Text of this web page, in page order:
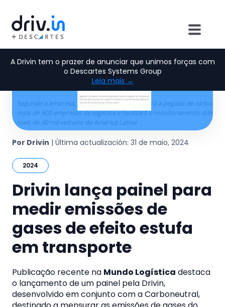
A Drivin tem o prazer de anunciar que unimos forças com
o Descartes Systems Group
Leia mais →
Por Drivin | Última actualización: 31 de maio, 2024
2024
Drivin lança painel para
medir emissões de
gases de efeito estufa
em transporte
Publicação recente na Mundo Logística destaca
o lançamento de um painel pela Drivin,
desenvolvido em conjunto com a Carboneutral,